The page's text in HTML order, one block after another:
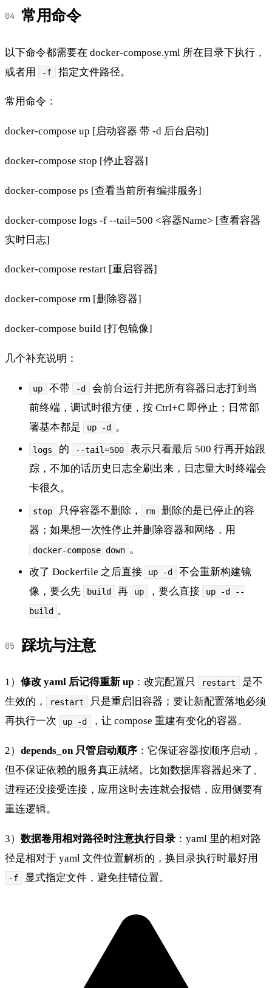
常用命令
以下命令都需要在 docker-compose.yml 所在目录下执行，
或者用
-f 指定文件路径。
常用命令：
docker-compose up [启动容器 带 -d 后台启动]
docker-compose stop [停止容器]
docker-compose ps [查看当前所有编排服务]
docker-compose logs -f --tail=500 <容器Name> [查看容器
实时日志]
docker-compose restart [重启容器]
docker-compose rm [删除容器]
docker-compose build [打包镜像]
几个补充说明：
up 不带 -d
会前台运行并把所有容器日志打到当
前终端，调试时很方便，按 Ctrl+C 即停止；日常部
署基本都是
up -d 。
logs 的 --tail=500
表示只看最后 500 行再开始跟
踪，不加的话历史日志全刷出来，日志量大时终端会
卡很久。
stop 只停容器不删除， rm
删除的是已停止的容
器；如果想一次性停止并删除容器和网络，用
docker-compose down 。
改了 Dockerfile 之后直接
up -d
不会重新构建镜
像，要么先
build 再 up ，要么直接
up -d --
build 。
踩坑与注意
1） 修改 yaml 后记得重新 up ：改完配置只 restart
是不
生效的，
restart
只是重启旧容器；要让新配置落地必须
再执行一次
up -d ，让 compose 重建有变化的容器。
2） depends_on 只管启动顺序 ：它保证容器按顺序启动，
但不保证依赖的服务真正就绪。比如数据库容器起来了、
进程还没接受连接，应用这时去连就会报错，应用侧要有
重连逻辑。
3） 数据卷用相对路径时注意执行目录 ：yaml 里的相对路
径是相对于 yaml 文件位置解析的，换目录执行时最好用
-f 显式指定文件，避免挂错位置。